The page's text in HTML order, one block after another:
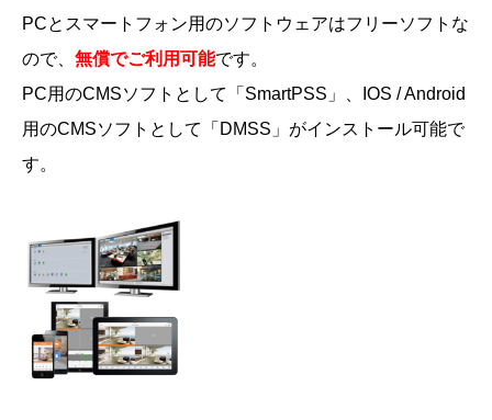
PCとスマートフォン用のソフトウェアはフリーソフトな
ので、 無償でご利用可能です。
PC用のCMSソフトとして「SmartPSS」、IOS / Android
用のCMSソフトとして「DMSS」がインストール可能で
す。